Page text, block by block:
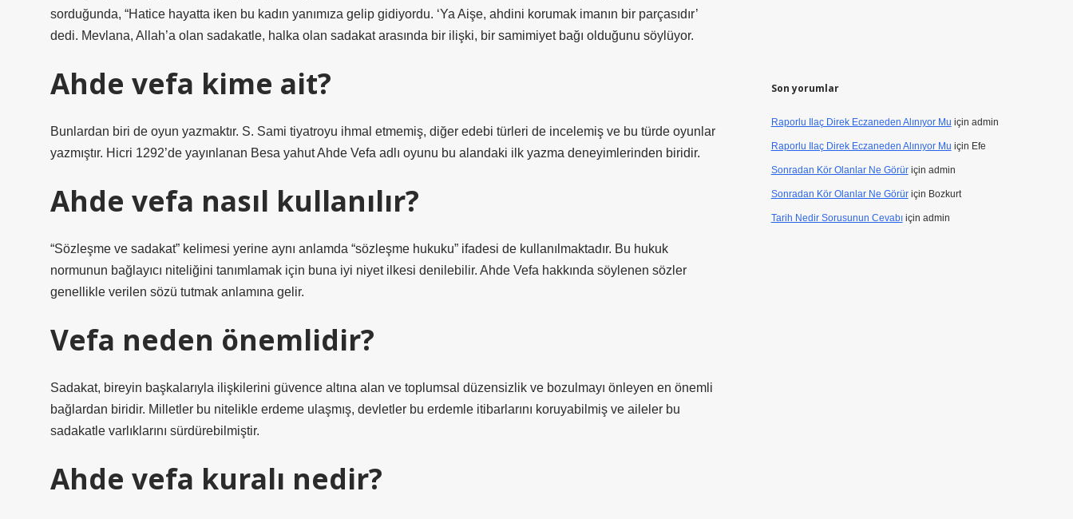
sorduğunda, “Hatice hayatta iken bu kadın yanımıza gelip gidiyordu. ‘Ya Aişe, ahdini korumak imanın bir parçasıdır’
dedi. Mevlana, Allah’a olan sadakatle, halka olan sadakat arasında bir ilişki, bir samimiyet bağı olduğunu söylüyor.
Ahde vefa kime ait?
Bunlardan biri de oyun yazmaktır. S. Sami tiyatroyu ihmal etmemiş, diğer edebi türleri de incelemiş ve bu türde oyunlar
yazmıştır. Hicri 1292’de yayınlanan Besa yahut Ahde Vefa adlı oyunu bu alandaki ilk yazma deneyimlerinden biridir.
Ahde vefa nasıl kullanılır?
“Sözleşme ve sadakat” kelimesi yerine aynı anlamda “sözleşme hukuku” ifadesi de kullanılmaktadır. Bu hukuk
normunun bağlayıcı niteliğini tanımlamak için buna iyi niyet ilkesi denilebilir. Ahde Vefa hakkında söylenen sözler
genellikle verilen sözü tutmak anlamına gelir.
Vefa neden önemlidir?
Sadakat, bireyin başkalarıyla ilişkilerini güvence altına alan ve toplumsal düzensizlik ve bozulmayı önleyen en önemli
bağlardan biridir. Milletler bu nitelikle erdeme ulaşmış, devletler bu erdemle itibarlarını koruyabilmiş ve aileler bu
sadakatle varlıklarını sürdürebilmiştir.
Ahde vefa kuralı nedir?
Son yorumlar
Raporlu Ilaç Direk Eczaneden Alınıyor Mu için admin
Raporlu Ilaç Direk Eczaneden Alınıyor Mu için Efe
Sonradan Kör Olanlar Ne Görüriçin admin
Sonradan Kör Olanlar Ne Görüriçin Bozkurt
Tarih Nedir Sorusunun Cevabıiçin admin